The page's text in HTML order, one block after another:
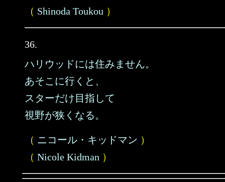
（ Shinoda Toukou ）
36.
ハリウッドには住みません。
あそこに行くと、
スターだけ目指して
視野が狭くなる。
（ ニコール・キッドマン ）
（ Nicole Kidman ）